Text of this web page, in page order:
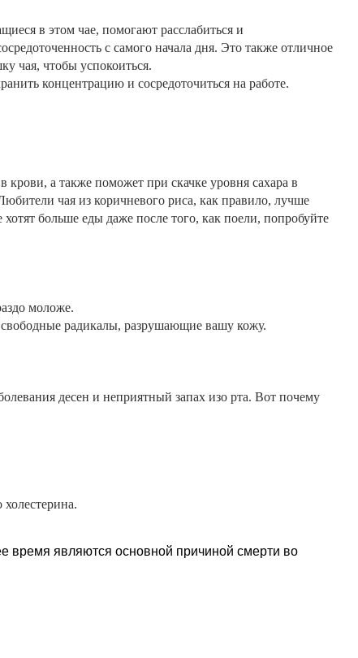
в этом чае, помогают расслабиться и
с самого начала дня. Это также отличное
чая, чтобы успокоиться.
концентрацию и сосредоточиться на работе.
крови, а также поможет при скачке уровня сахара в
чая из коричневого риса, как правило, лучше
хотят больше еды даже после того, как поели, попробуйте
моложе.
радикалы, разрушающие вашу кожу.
десен и неприятный запах изо рта. Вот почему
время являются основной причиной смерти во